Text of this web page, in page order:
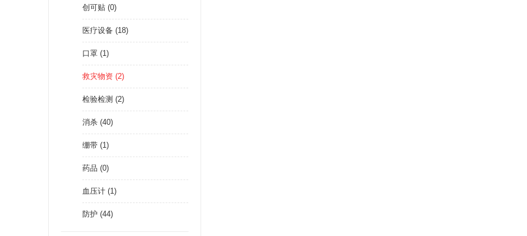
创可贴 (0)
医疗设备 (18)
口罩 (1)
救灾物资 (2)
检验检测 (2)
消杀 (40)
绷带 (1)
药品 (0)
血压计 (1)
防护 (44)